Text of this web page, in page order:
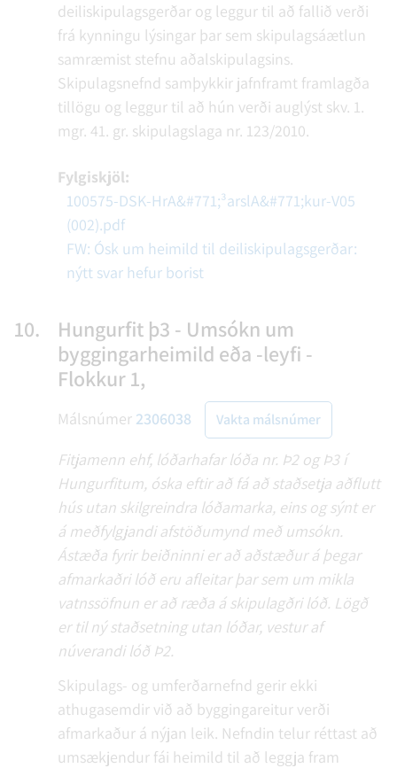
deiliskipulagsgerðar og leggur til að fallið verði
frá kynningu lýsingar þar sem skipulagsáætlun
samræmist stefnu aðalskipulagsins.
Skipulagsnefnd samþykkir jafnframt framlagða
tillögu og leggur til að hún verði auglýst skv. 1.
mgr. 41. gr. skipulagslaga nr. 123/2010.
Fylgiskjöl:
100575-DSK-HrA&#771;³arslA&#771;kur-V05
(002).pdf
FW: Ósk um heimild til deiliskipulagsgerðar:
nýtt svar hefur borist
10.
Hungurfit þ3 - Umsókn um
byggingarheimild eða -leyfi -
Flokkur 1,
Málsnúmer 2306038 Vakta málsnúmer
Fitjamenn ehf, lóðarhafar lóða nr. Þ2 og Þ3 í
Hungurfitum, óska eftir að fá að staðsetja aðflutt
hús utan skilgreindra lóðamarka, eins og sýnt er
á meðfylgjandi afstöðumynd með umsókn.
Ástæða fyrir beiðninni er að aðstæður á þegar
afmarkaðri lóð eru afleitar þar sem um mikla
vatnssöfnun er að ræða á skipulagðri lóð. Lögð
er til ný staðsetning utan lóðar, vestur af
núverandi lóð Þ2.
Skipulags- og umferðarnefnd gerir ekki
athugasemdir við að byggingareitur verði
afmarkaður á nýjan leik. Nefndin telur réttast að
umsækjendur fái heimild til að leggja fram